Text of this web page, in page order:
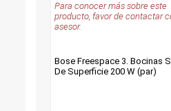
Para conocer más sobre este
producto, favor de contactar
asesor.
Bose Freespace 3. Bocinas
De Superficie 200 W (par)